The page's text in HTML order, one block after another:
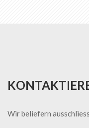
Wir beliefern